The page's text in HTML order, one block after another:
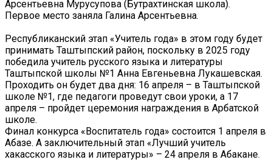
Арсентьевна Мурусупова (Бутрахтинская школа).
Первое место заняла Галина Арсентьевна.
Республиканский этап «Учитель года» в этом году будет
принимать Таштыпский район, поскольку в 2025 году
победила учитель русского языка и литературы
Таштыпской школы №1 Анна Евгеньевна Лукашевская.
Проходить он будет два дня: 16 апреля – в Таштыпской
школе №1, где педагоги проведут свои уроки, а 17
апреля – пройдет церемония награждения в Арбатской
школе.
Финал конкурса «Воспитатель года» состоится 1 апреля в
Абазе. А заключительный этап «Лучший учитель
хакасского языка и литературы» – 24 апреля в Абакане.